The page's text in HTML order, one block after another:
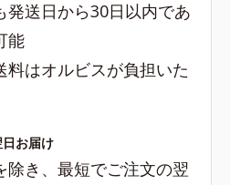
発送日から30日以内であ
能
はオルビスが負担いた
お届け
除き、最短でご注文の翌